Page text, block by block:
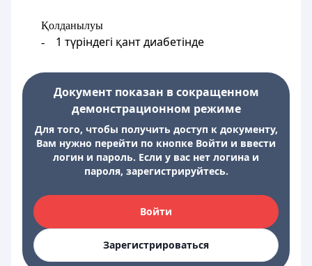
Қолданылуы
-
1 түріндегі қант диабетінде
Документ показан в сокращенном
демонстрационном режиме
Для того, чтобы получить доступ к документу,
Вам нужно перейти по кнопке Войти и ввести
логин и пароль. Если у вас нет логина и
пароля, зарегистрируйтесь.
Войти
Зарегистрироваться